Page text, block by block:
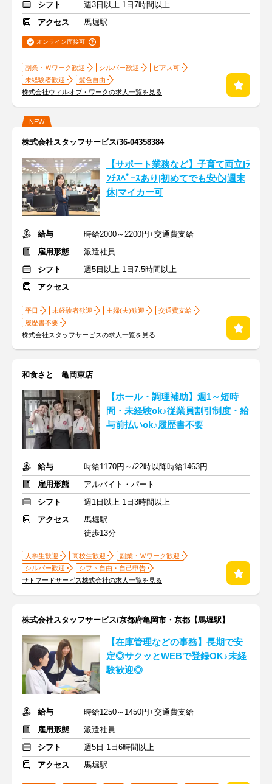
シフト
週3日以上 1日7時間以上
アクセス
馬堀駅
オンライン面接可
副業・Ｗワーク歓迎 シルバー歓迎
ピアス可
未経験者歓迎
髪色自由
株式会社ウィルオブ・ワークの求人一覧を見る
NEW
株式会社スタッフサービス/36-04358384
【サポート業務など】子育て両立|ﾗ
ﾝﾁｽﾍﾟｰｽあり|初めてでも安心|週末
休|マイカー可
給与
時給2000～2200円+交通費支給
雇用形態
派遣社員
シフト
週5日以上 1日7.5時間以上
アクセス
平日 未経験者歓迎 主婦(夫)歓迎
交通費支給
履歴書不要
株式会社スタッフサービスの求人一覧を見る
和食さと 亀岡東店
【ホール・調理補助】週1～短時
間・未経験ok♪従業員割引制度・給
与前払いok♪履歴書不要
給与
時給1170円～/22時以降時給1463円
雇用形態
アルバイト・パート
シフト
週1日以上 1日3時間以上
アクセス
馬堀駅
徒歩13分
大学生歓迎 高校生歓迎
副業・Ｗワーク歓迎
シルバー歓迎
シフト自由・自己申告
サトフードサービス株式会社の求人一覧を見る
株式会社スタッフサービス/京都府亀岡市・京都【馬堀駅】
【在庫管理などの事務】長期で安
定◎サクッとWEBで登録OK♪未経
験歓迎◎
給与
時給1250～1450円+交通費支給
雇用形態
派遣社員
シフト
週5日 1日6時間以上
アクセス
馬堀駅